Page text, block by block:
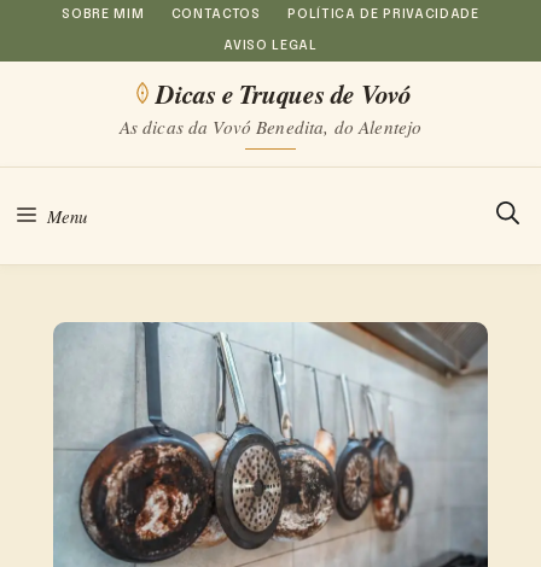
Saltar
para
conteúdo
SOBRE MIM CONTACTOS POLÍTICA DE PRIVACIDADE
AVISO LEGAL
Dicas e Truques de Vovó
As dicas da Vovó Benedita, do Alentejo
Menu